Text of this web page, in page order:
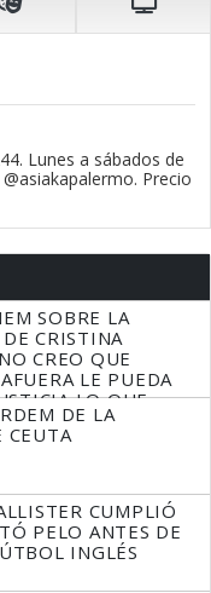
Lunes a sábados de
Precio
SOBRE LA
CRISTINA
CREO QUE
LE PUEDA
LO QUE
DE LA
CEUTA
CUMPLIÓ
PELO ANTES DE
INGLÉS